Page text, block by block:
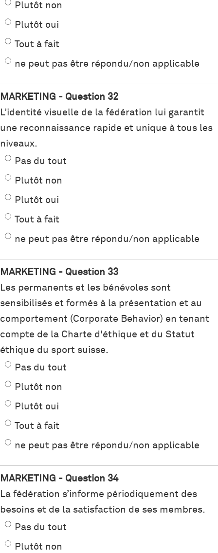
Plutôt non
Plutôt oui
Tout à fait
ne peut pas être répondu/non applicable
MARKETING - Question 32
L’identité visuelle de la fédération lui garantit
une reconnaissance rapide et unique à tous les
niveaux.
Pas du tout
Plutôt non
Plutôt oui
Tout à fait
ne peut pas être répondu/non applicable
MARKETING - Question 33
Les permanents et les bénévoles sont
sensibilisés et formés à la présentation et au
comportement (Corporate Behavior) en tenant
compte de la Charte d'éthique et du Statut
éthique du sport suisse.
Pas du tout
Plutôt non
Plutôt oui
Tout à fait
ne peut pas être répondu/non applicable
MARKETING - Question 34
La fédération s’informe périodiquement des
besoins et de la satisfaction de ses membres.
Pas du tout
Plutôt non